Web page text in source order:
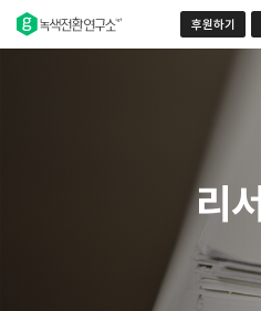
후원하기
리